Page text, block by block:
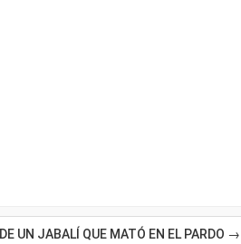
DE UN JABALÍ QUE MATÓ EN EL PARDO →